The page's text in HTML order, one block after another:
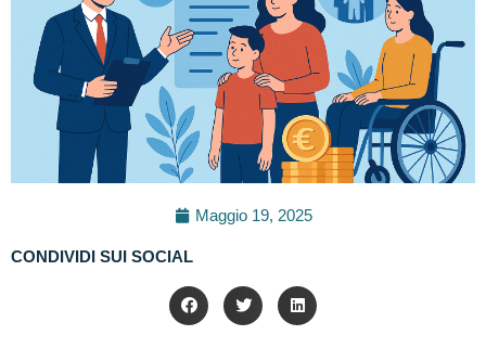
Maggio 19, 2025
CONDIVIDI SUI SOCIAL